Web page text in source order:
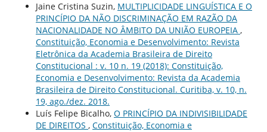
Jaine Cristina Suzin, MULTIPLICIDADE LINGUÍSTICA E O
PRINCÍPIO DA NÃO DISCRIMINAÇÃO EM RAZÃO DA
NACIONALIDADE NO ÂMBITO DA UNIÃO EUROPEIA ,
Constituição, Economia e Desenvolvimento: Revista
Eletrônica da Academia Brasileira de Direito
Constitucional : v. 10 n. 19 (2018): Constituição,
Economia e Desenvolvimento: Revista da Academia
Brasileira de Direito Constitucional. Curitiba, v. 10, n.
19, ago./dez. 2018.
Luís Felipe Bicalho, O PRINCÍPIO DA INDIVISIBILIDADE
DE DIREITOS , Constituição, Economia e